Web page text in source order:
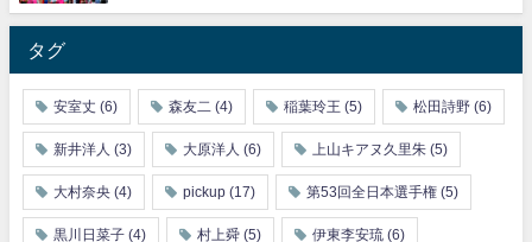
タグ
安室丈 (6) 森友二 (4) 稲葉玲王 (5) 松田詩野 (6)
新井洋人 (3) 大原洋人 (6) 上山キアヌ久里朱 (5)
大村奈央 (4) pickup (17) 第53回全日本選手権 (5)
黒川日菜子 (4) 村上舜 (5) 伊東李安琉 (6)